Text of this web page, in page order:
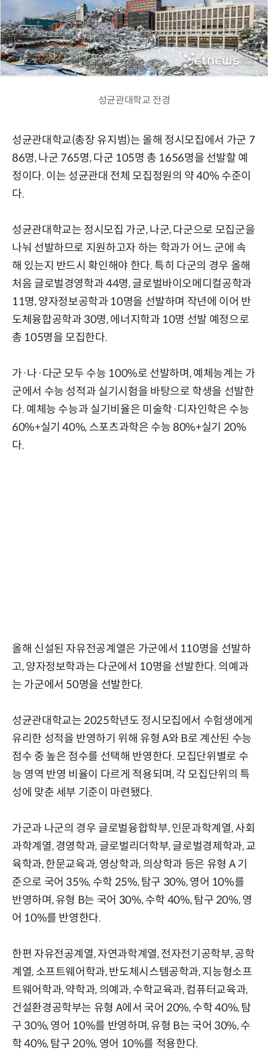
성균관대학교 전경
성균관대학교(총장 유지범)는 올해 정시모집에서 가군 7
86명, 나군 765명, 다군 105명 총 1656명을 선발할 예
정이다. 이는 성균관대 전체 모집정원의 약 40% 수준이
다.
성균관대학교는 정시모집 가군, 나군, 다군으로 모집군을
나눠 선발하므로 지원하고자 하는 학과가 어느 군에 속
해 있는지 반드시 확인해야 한다. 특히 다군의 경우 올해
처음 글로벌경영학과 44명, 글로벌바이오메디컬공학과
11명, 양자정보공학과 10명을 선발하며 작년에 이어 반
도체융합공학과 30명, 에너지학과 10명 선발 예정으로
총 105명을 모집한다.
가·나·다군 모두 수능 100%로 선발하며, 예체능계는 가
군에서 수능 성적과 실기시험을 바탕으로 학생을 선발한
다. 예체능 수능과 실기비율은 미술학·디자인학은 수능
60%+실기 40%, 스포츠과학은 수능 80%+실기 20%
다.
올해 신설된 자유전공계열은 가군에서 110명을 선발하
고, 양자정보학과는 다군에서 10명을 선발한다. 의예과
는 가군에서 50명을 선발한다.
성균관대학교는 2025학년도 정시모집에서 수험생에게
유리한 성적을 반영하기 위해 유형 A와 B로 계산된 수능
점수 중 높은 점수를 선택해 반영한다. 모집단위별로 수
능 영역 반영 비율이 다르게 적용되며, 각 모집단위의 특
성에 맞춘 세부 기준이 마련됐다.
가군과 나군의 경우 글로벌융합학부, 인문과학계열, 사회
과학계열, 경영학과, 글로벌리더학부, 글로벌경제학과, 교
육학과, 한문교육과, 영상학과, 의상학과 등은 유형 A 기
준으로 국어 35%, 수학 25%, 탐구 30%, 영어 10%를
반영하며, 유형 B는 국어 30%, 수학 40%, 탐구 20%, 영
어 10%를 반영한다.
한편 자유전공계열, 자연과학계열, 전자전기공학부, 공학
계열, 소프트웨어학과, 반도체시스템공학과, 지능형소프
트웨어학과, 약학과, 의예과, 수학교육과, 컴퓨터교육과,
건설환경공학부는 유형 A에서 국어 20%, 수학 40%, 탐
구 30%, 영어 10%를 반영하며, 유형 B는 국어 30%, 수
학 40%, 탐구 20%, 영어 10%를 적용한다.